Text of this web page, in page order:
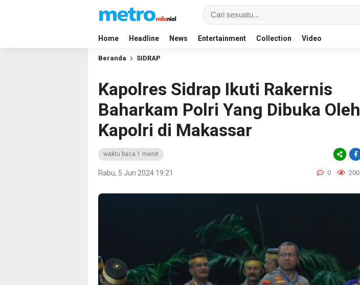
Home Headline News Entertainment Collection Video
Beranda SIDRAP
Kapolres Sidrap Ikuti Rakernis
Baharkam Polri Yang Dibuka Oleh
Kapolri di Makassar
waktu baca 1 menit
Rabu, 5 Jun 2024 19:21 0 200